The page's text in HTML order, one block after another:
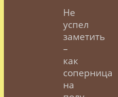
Не
успел
заметить
–
как
соперница
на